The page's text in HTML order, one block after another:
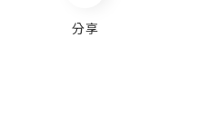
分享